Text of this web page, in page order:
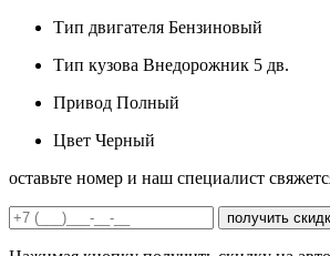
Тип двигателя Бензиновый
Тип кузова Внедорожник 5 дв.
Привод Полный
Цвет Черный
оставьте номер и наш специалист
получить